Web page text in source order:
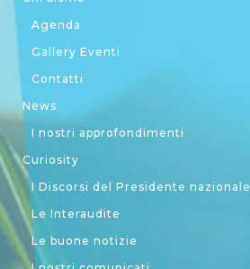
Agenda
Gallery Eventi
Contatti
News
I nostri approfondimenti
Curiosity
I Discorsi del Presidente nazionale
Le Interaudite
Le buone notizie